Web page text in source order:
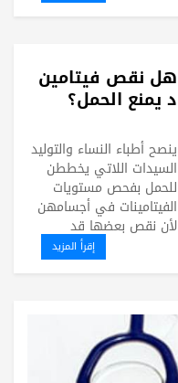
هل نقص فيتامين
د يمنع الحمل؟
ينصح أطباء النساء والتوليد
السيدات اللاتي يخططن
للحمل بفحص مستويات
الفيتامينات في أجسامهن
لأن نقص بعضها قد
إقرأ المزيد